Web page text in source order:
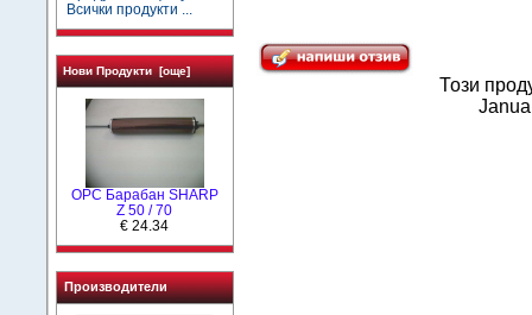
Всички продукти ...
Нови Продукти [още]
OPC Барабан SHARP
Z 50 / 70
€ 24.34
Производители
Този